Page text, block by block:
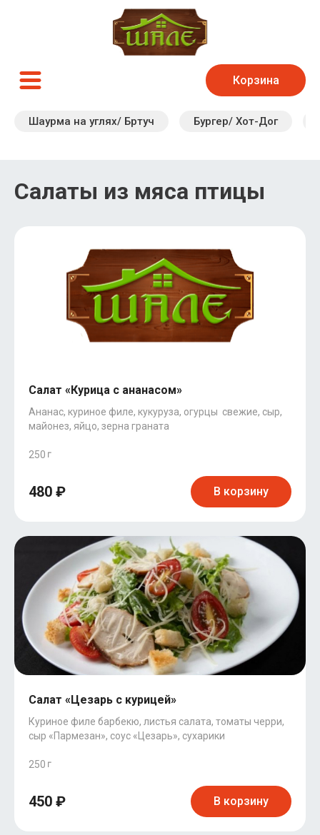
Корзина
Шаурма на углях/ Бртуч Бургер/ Хот-Дог
Салаты из мяса птицы
Салат «Курица с ананасом»
Ананас, куриное филе, кукуруза, огурцы свежие, сыр,
майонез, яйцо, зерна граната
250
480 ₽ В корзину
Салат «Цезарь с курицей»
Куриное филе барбекю, листья салата, томаты черри,
сыр «Пармезан», соус «Цезарь», сухарики
250
450 ₽ В корзину